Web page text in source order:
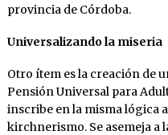
provincia de Córdoba.
Universalizando la miseria
Otro ítem es la creación de
Pensión Universal para
inscribe en la misma lógica
kirchnerismo. Se asemeja a